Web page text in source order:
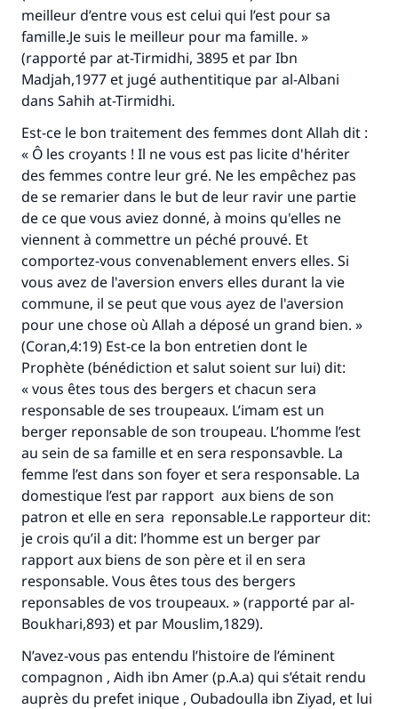
meilleur d’entre vous est celui qui l’est pour sa
famille.Je suis le meilleur pour ma famille. »
(rapporté par at-Tirmidhi, 3895 et par Ibn
Madjah,1977 et jugé authentitique par al-Albani
dans Sahih at-Tirmidhi.
Est-ce le bon traitement des femmes dont Allah dit :
« Ô les croyants ! Il ne vous est pas licite d'hériter
des femmes contre leur gré. Ne les empêchez pas
de se remarier dans le but de leur ravir une partie
de ce que vous aviez donné, à moins qu'elles ne
viennent à commettre un péché prouvé. Et
comportez-vous convenablement envers elles. Si
vous avez de l'aversion envers elles durant la vie
commune, il se peut que vous ayez de l'aversion
pour une chose où Allah a déposé un grand bien. »
(Coran,4:19) Est-ce la bon entretien dont le
Prophète (bénédiction et salut soient sur lui) dit:
« vous êtes tous des bergers et chacun sera
responsable de ses troupeaux. L’imam est un
berger reponsable de son troupeau. L’homme l’est
au sein de sa famille et en sera responsavble. La
femme l’est dans son foyer et sera responsable. La
domestique l’est par rapport aux biens de son
patron et elle en sera reponsable.Le rapporteur dit:
je crois qu’il a dit: l’homme est un berger par
rapport aux biens de son père et il en sera
responsable. Vous êtes tous des bergers
reponsables de vos troupeaux. » (rapporté par al-
Boukhari,893) et par Mouslim,1829).
N’avez-vous pas entendu l’histoire de l’éminent
compagnon , Aidh ibn Amer (p.A.a) qui s’était rendu
auprès du prefet inique , Oubadoulla ibn Ziyad, et lui